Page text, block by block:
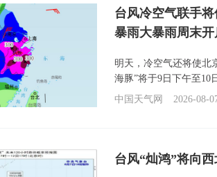
台风冷空气联手
暴雨大暴雨周末开
明天，冷空气还将使北
海豚”将于9日下午至10
中国天气网
2026-08-
台风“灿鸿”将向